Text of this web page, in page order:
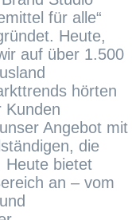
für alle“
Heute,
auf über 1.500
hörten
Kunden
Angebot mit
die
Heute bietet
an – vom